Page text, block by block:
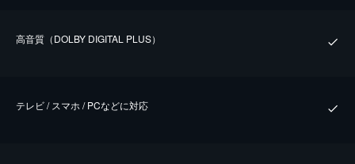
⾼⾳質（DOLBY DIGITAL PLUS）
テレビ / スマホ / PCなどに対応